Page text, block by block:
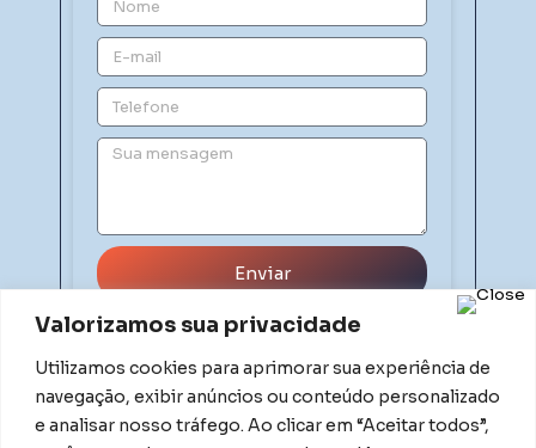
Valorizamos sua privacidade
Utilizamos cookies para aprimorar sua experiência de
navegação, exibir anúncios ou conteúdo personalizado
e analisar nosso tráfego. Ao clicar em “Aceitar todos”,
Enviar